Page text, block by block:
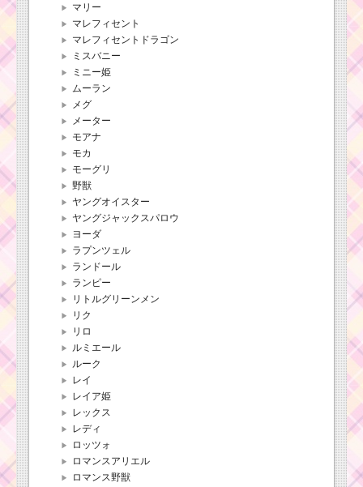
マリー
マレフィセント
マレフィセントドラゴン
ミスバニー
ミニー姫
ムーラン
メグ
メーター
モアナ
モカ
モーグリ
野獣
ヤングオイスター
ヤングジャックスパロウ
ヨーダ
ラプンツェル
ランドール
ランピー
リトルグリーンメン
リク
リロ
ルミエール
ルーク
レイ
レイア姫
レックス
レディ
ロッツォ
ロマンスアリエル
ロマンス野獣